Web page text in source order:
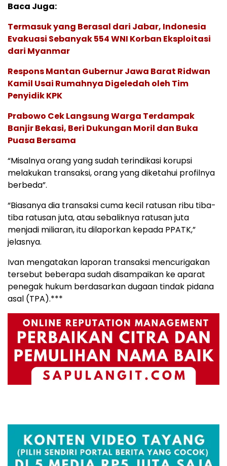
Baca Juga:
Termasuk yang Berasal dari Jabar, Indonesia
Evakuasi Sebanyak 554 WNI Korban Eksploitasi
dari Myanmar
Respons Mantan Gubernur Jawa Barat Ridwan
Kamil Usai Rumahnya Digeledah oleh Tim
Penyidik KPK
Prabowo Cek Langsung Warga Terdampak
Banjir Bekasi, Beri Dukungan Moril dan Buka
Puasa Bersama
“Misalnya orang yang sudah terindikasi korupsi
melakukan transaksi, orang yang diketahui profilnya
berbeda”.
“Biasanya dia transaksi cuma kecil ratusan ribu tiba-
tiba ratusan juta, atau sebaliknya ratusan juta
menjadi miliaran, itu dilaporkan kepada PPATK,”
jelasnya.
Ivan mengatakan laporan transaksi mencurigakan
tersebut beberapa sudah disampaikan ke aparat
penegak hukum berdasarkan dugaan tindak pidana
asal (TPA).***